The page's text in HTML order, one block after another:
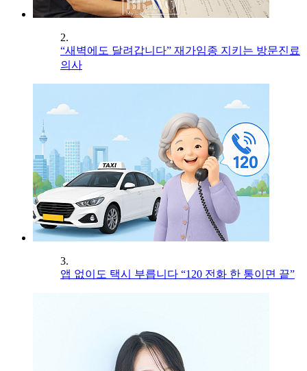
2.
“새벽에도 달려갑니다” 재가임종 지키는 방문진료
의사
3.
앱 없이도 택시 부릅니다 “120 전화 한 통이면 끝”